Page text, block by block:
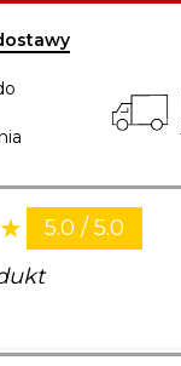
5.0 / 5.0